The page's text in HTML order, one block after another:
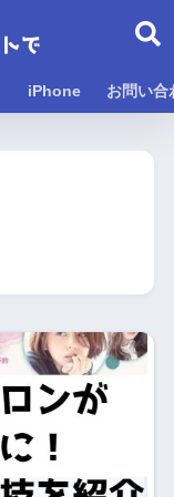
iPhone お問い合